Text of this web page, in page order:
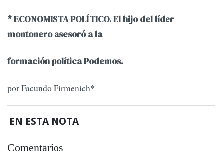
* ECONOMISTA POLÍTICO. El hijo del líder
montonero asesoró a la
formación política Podemos.
por Facundo Firmenich*
EN ESTA NOTA
Comentarios